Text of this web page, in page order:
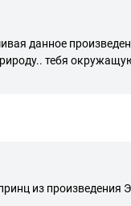
данное
тебя
из произведения